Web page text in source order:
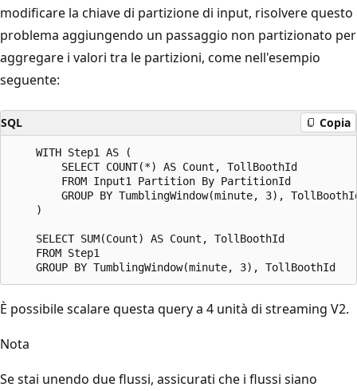
modificare la chiave di partizione di input, risolvere questo
problema aggiungendo un passaggio non partizionato per
aggregare i valori tra le partizioni, come nell'esempio
seguente:
SQL Copia
    WITH Step1 AS (
        SELECT COUNT(*) AS Count, TollBoothId
        FROM Input1 Partition By PartitionId
GROUP BY TumblingWindow(minute, 3),
    )
    SELECT SUM(Count) AS Count, TollBoothId
    FROM Step1
È possibile scalare questa query a 4 unità di streaming V2.
Nota
Se stai unendo due flussi, assicurati che i flussi siano